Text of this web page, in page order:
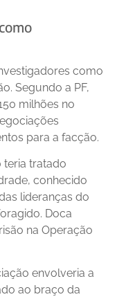
como
Segundo a PF,
milhões no
para a facção.
teria tratado
conhecido
lideranças do
Doca
na Operação
envolveria a
ao braço da